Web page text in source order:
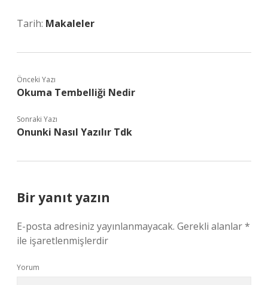
Tarih: Makaleler
Önceki Yazı
Okuma Tembelliği Nedir
Sonraki Yazı
Onunki Nasıl Yazılır Tdk
Bir yanıt yazın
E-posta adresiniz yayınlanmayacak. Gerekli alanlar*
ile işaretlenmişlerdir
Yorum